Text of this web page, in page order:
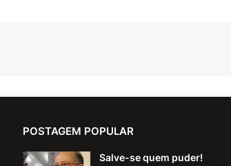
POSTAGEM POPULAR
Salve-se quem puder!